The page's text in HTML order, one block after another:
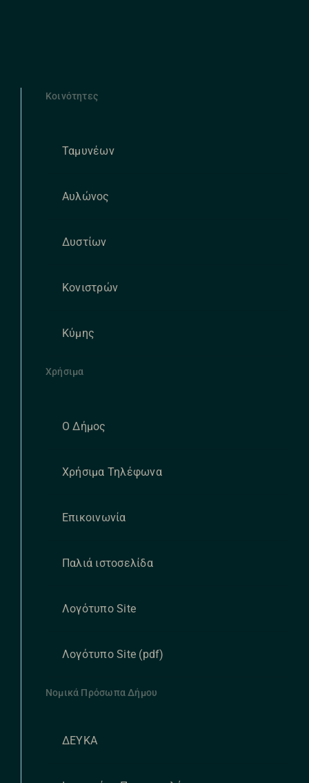
Κοινότητες
Ταμυνέων
Αυλώνος
Δυστίων
Κονιστρών
Κύμης
Χρήσιμα
Ο Δήμος
Χρήσιμα Τηλέφωνα
Επικοινωνία
Παλιά ιστοσελίδα
Λογότυπο Site
Λογότυπο Site (pdf)
Νομικά Πρόσωπα Δήμου
ΔΕΥΚΑ